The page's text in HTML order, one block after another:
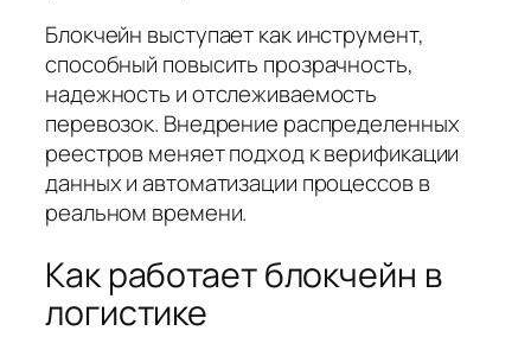
Блокчейн выступает как инструмент,
способный повысить прозрачность,
надежность и отслеживаемость
перевозок. Внедрение распределенных
реестров меняет подход к верификации
данных и автоматизации процессов в
реальном времени.
Как работает блокчейн в
логистике